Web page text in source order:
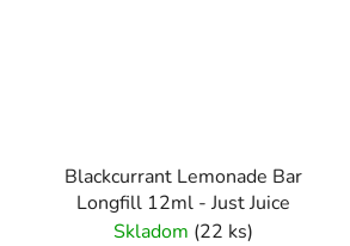
Blackcurrant Lemonade Bar
Longfill 12ml - Just Juice
Skladom (22 ks)